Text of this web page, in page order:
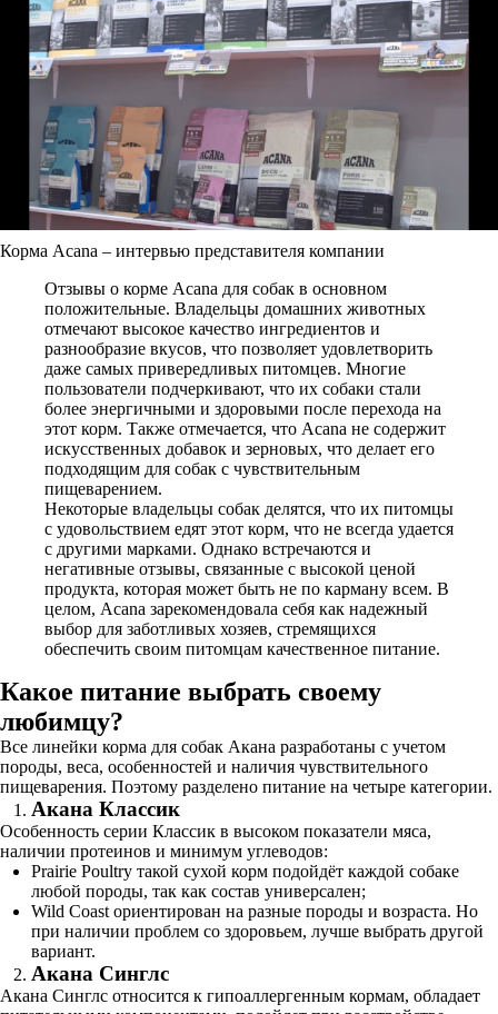
Корма Acana – интервью представителя компании
Отзывы о корме Acana для собак в основном
положительные. Владельцы домашних животных
отмечают высокое качество ингредиентов и
разнообразие вкусов, что позволяет удовлетворить
даже самых привередливых питомцев. Многие
пользователи подчеркивают, что их собаки стали
более энергичными и здоровыми после перехода на
этот корм. Также отмечается, что Acana не содержит
искусственных добавок и зерновых, что делает его
подходящим для собак с чувствительным
пищеварением.
Некоторые владельцы собак делятся, что их питомцы
с удовольствием едят этот корм, что не всегда удается
с другими марками. Однако встречаются и
негативные отзывы, связанные с высокой ценой
продукта, которая может быть не по карману всем. В
целом, Acana зарекомендовала себя как надежный
выбор для заботливых хозяев, стремящихся
обеспечить своим питомцам качественное питание.
Какое питание выбрать своему
любимцу?
Все линейки корма для собак Акана разработаны с учетом
породы, веса, особенностей и наличия чувствительного
пищеварения. Поэтому разделено питание на четыре категории.
Акана Классик
Особенность серии Классик в высоком показатели мяса,
наличии протеинов и минимум углеводов:
Prairie Poultry такой сухой корм подойдёт каждой собаке
любой породы, так как состав универсален;
Wild Coast ориентирован на разные породы и возраста. Но
при наличии проблем со здоровьем, лучше выбрать другой
вариант.
Акана Синглс
Акана Синглс относится к гипоаллергенным кормам, обладает